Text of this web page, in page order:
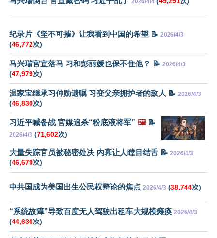
纪录片《坚不可摧》让我看到中国的希望 📝 2026/4/3
(46,772次)
马兴瑞官宣落马 习和彭丽媛也保不住他？ 📝 2026/4/3
(47,979次)
温家宝继承习仲勋遗嘱 习变父亲拥护者的敌人 📝 2026/4/3
(46,830次)
习近平喊备战 官媒追杀“粉底液将军” 🖼️📝
2026/4/3 (71,602次)
大量失踪官员被秘密处决 内幕让人瞠目结舌 📝 2026/4/3
(46,679次)
中共国成为美国出生公民权辩论的焦点 2026/4/3 (38,744次)
“系统故障”导致百度无人驾驶出租车大规模瘫痪 2026/4/3
(44,636次)